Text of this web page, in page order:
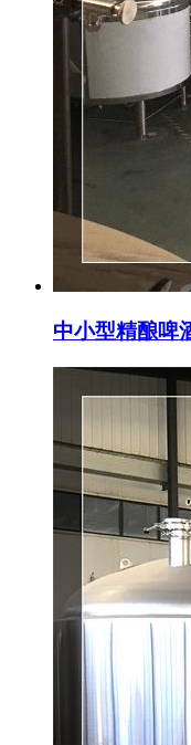
中小型精酿啤